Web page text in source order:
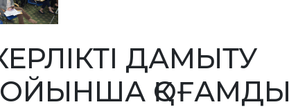
ДАМЫТУ
ҚОҒАМДЫҚ